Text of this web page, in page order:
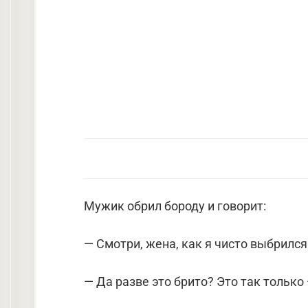
Мужик обрил бороду и говорит:
— Смотри, жена, как я чисто
— Да разве это брито? Это так